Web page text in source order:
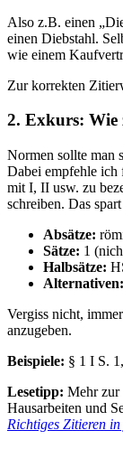
Also z.B. einen
einen Diebstahl.
wie einem
Zur korrekten
2. Exkurs: Wie
Normen sollte man
Dabei empfehle ich
mit I, II usw. zu
schreiben. Das
Absätze:
Sätze: 1
Halbsätze:
Alternativen:
Vergiss nicht,
anzugeben.
Beispiele: § 1 I S.
Lesetipp: Mehr zur
Hausarbeiten und
Richtiges Zitieren